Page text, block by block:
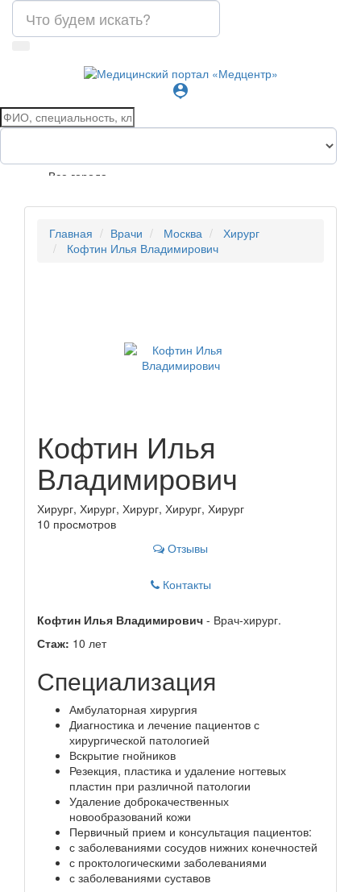
person_pin
Все города
Главная Врачи Москва
Хирург
Кофтин Илья Владимирович
Кофтин Илья
Владимирович
Хирург, Хирург, Хирург, Хирург, Хирург
10 просмотров
Отзывы
Контакты
Кофтин Илья Владимирович - Врач-хирург.
Стаж: 10 лет
Специализация
Амбулаторная хирургия
Диагностика и лечение пациентов с
хирургической патологией
Вскрытие гнойников
Резекция, пластика и удаление ногтевых
пластин при различной патологии
Удаление доброкачественных
новообразований кожи
Первичный прием и консультация пациентов:
с заболеваниями сосудов нижних конечностей
с проктологическими заболеваниями
с заболеваниями суставов